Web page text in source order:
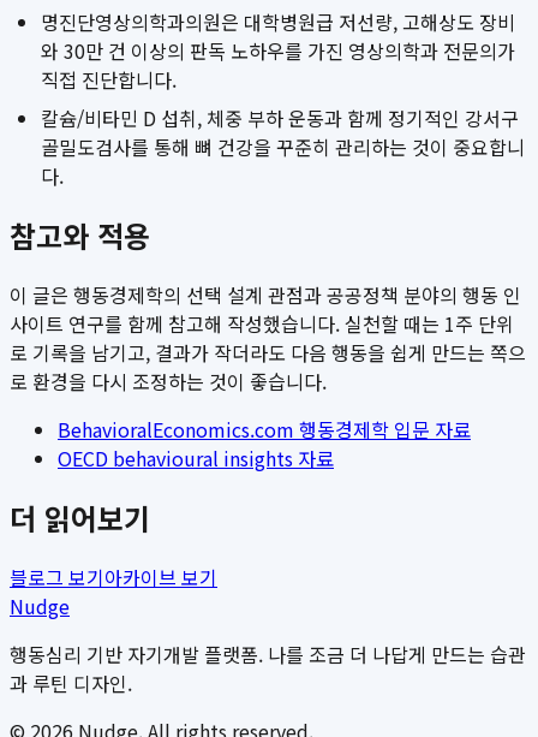
명진단영상의학과의원은 대학병원급 저선량, 고해상도 장비
와 30만 건 이상의 판독 노하우를 가진 영상의학과 전문의가
직접 진단합니다.
칼슘/비타민 D 섭취, 체중 부하 운동과 함께 정기적인 강서구
골밀도검사를 통해 뼈 건강을 꾸준히 관리하는 것이 중요합니
다.
참고와 적용
이 글은 행동경제학의 선택 설계 관점과 공공정책 분야의 행동 인
사이트 연구를 함께 참고해 작성했습니다. 실천할 때는 1주 단위
로 기록을 남기고, 결과가 작더라도 다음 행동을 쉽게 만드는 쪽으
로 환경을 다시 조정하는 것이 좋습니다.
BehavioralEconomics.com 행동경제학 입문 자료
OECD behavioural insights 자료
더 읽어보기
블로그 보기아카이브 보기
Nudge
행동심리 기반 자기개발 플랫폼. 나를 조금 더 나답게 만드는 습관
과 루틴 디자인.
© 2026 Nudge. All rights reserved.